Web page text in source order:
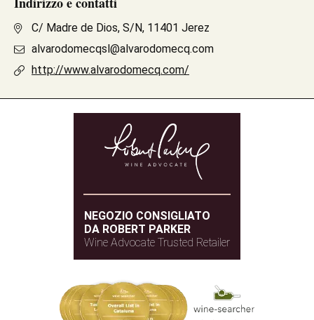
C/ Madre de Dios, S/N, 11401 Jerez
alvarodomecqsl@alvarodomecq.com
http://www.alvarodomecq.com/
NEGOZIO CONSIGLIATO
DA ROBERT PARKER
Wine Advocate Trusted Retailer